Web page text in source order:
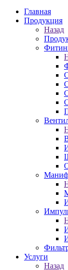
Главная
Продукция
Назад
Услуги
Назад